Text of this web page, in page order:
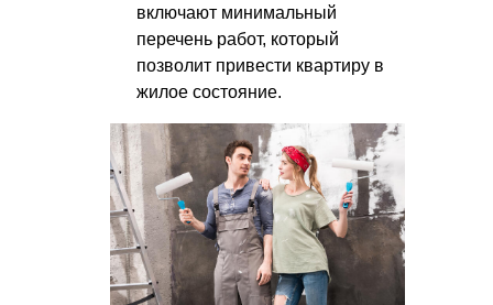
включают минимальный
перечень работ, который
позволит привести квартиру в
жилое состояние.